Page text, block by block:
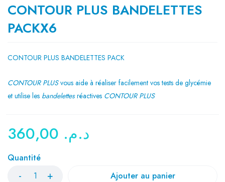
CONTOUR PLUS BANDELETTES
PACKX6
CONTOUR PLUS BANDELETTES PACK
CONTOUR PLUSvous aide à réaliser facilement vos tests de glycémie
et utilise les bandelettesréactives CONTOUR PLUS
د.م.
Quantité
Ajouter au panier